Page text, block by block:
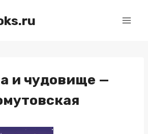
и чудовище —